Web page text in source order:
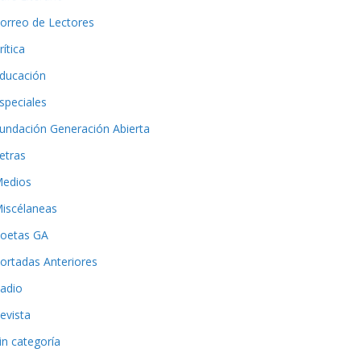
de Lectores
Generación Abierta
GA
Anteriores
categoría